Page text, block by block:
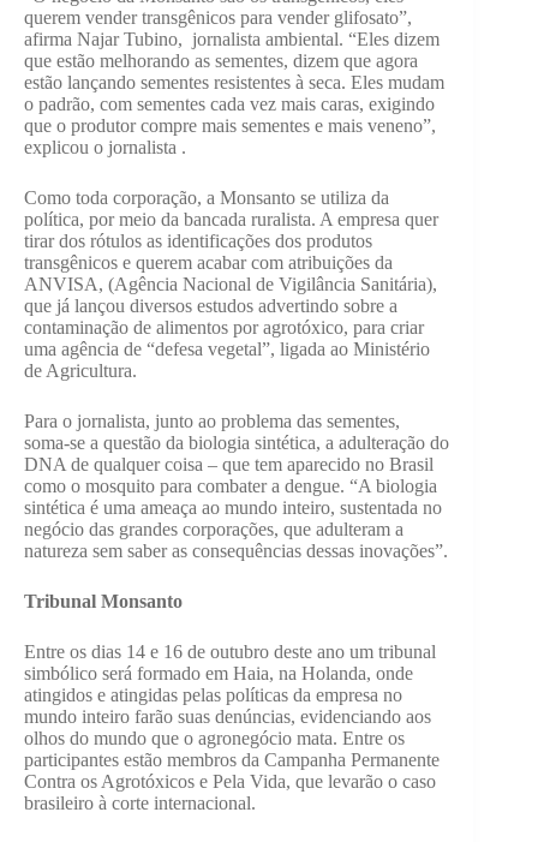
querem vender transgênicos para vender glifosato”,
afirma Najar Tubino, jornalista ambiental. “Eles dizem
que estão melhorando as sementes, dizem que agora
estão lançando sementes resistentes à seca. Eles mudam
o padrão, com sementes cada vez mais caras, exigindo
que o produtor compre mais sementes e mais veneno”,
explicou o jornalista .
Como toda corporação, a Monsanto se utiliza da
política, por meio da bancada ruralista. A empresa quer
tirar dos rótulos as identificações dos produtos
transgênicos e querem acabar com atribuições da
ANVISA, (Agência Nacional de Vigilância Sanitária),
que já lançou diversos estudos advertindo sobre a
contaminação de alimentos por agrotóxico, para criar
uma agência de “defesa vegetal”, ligada ao Ministério
de Agricultura.
Para o jornalista, junto ao problema das sementes,
soma-se a questão da biologia sintética, a adulteração do
DNA de qualquer coisa – que tem aparecido no Brasil
como o mosquito para combater a dengue. “A biologia
sintética é uma ameaça ao mundo inteiro, sustentada no
negócio das grandes corporações, que adulteram a
natureza sem saber as consequências dessas inovações”.
Tribunal Monsanto
Entre os dias 14 e 16 de outubro deste ano um tribunal
simbólico será formado em Haia, na Holanda, onde
atingidos e atingidas pelas políticas da empresa no
mundo inteiro farão suas denúncias, evidenciando aos
olhos do mundo que o agronegócio mata. Entre os
participantes estão membros da Campanha Permanente
Contra os Agrotóxicos e Pela Vida, que levarão o caso
brasileiro à corte internacional.